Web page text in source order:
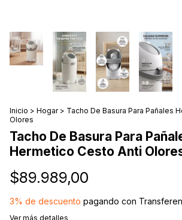
Inicio > Hogar > Tacho De Basura Para Pañales
Olores
Tacho De Basura Para
Hermetico Cesto Anti
$89.989,00
3% de descuento pagando con
Ver más detalles